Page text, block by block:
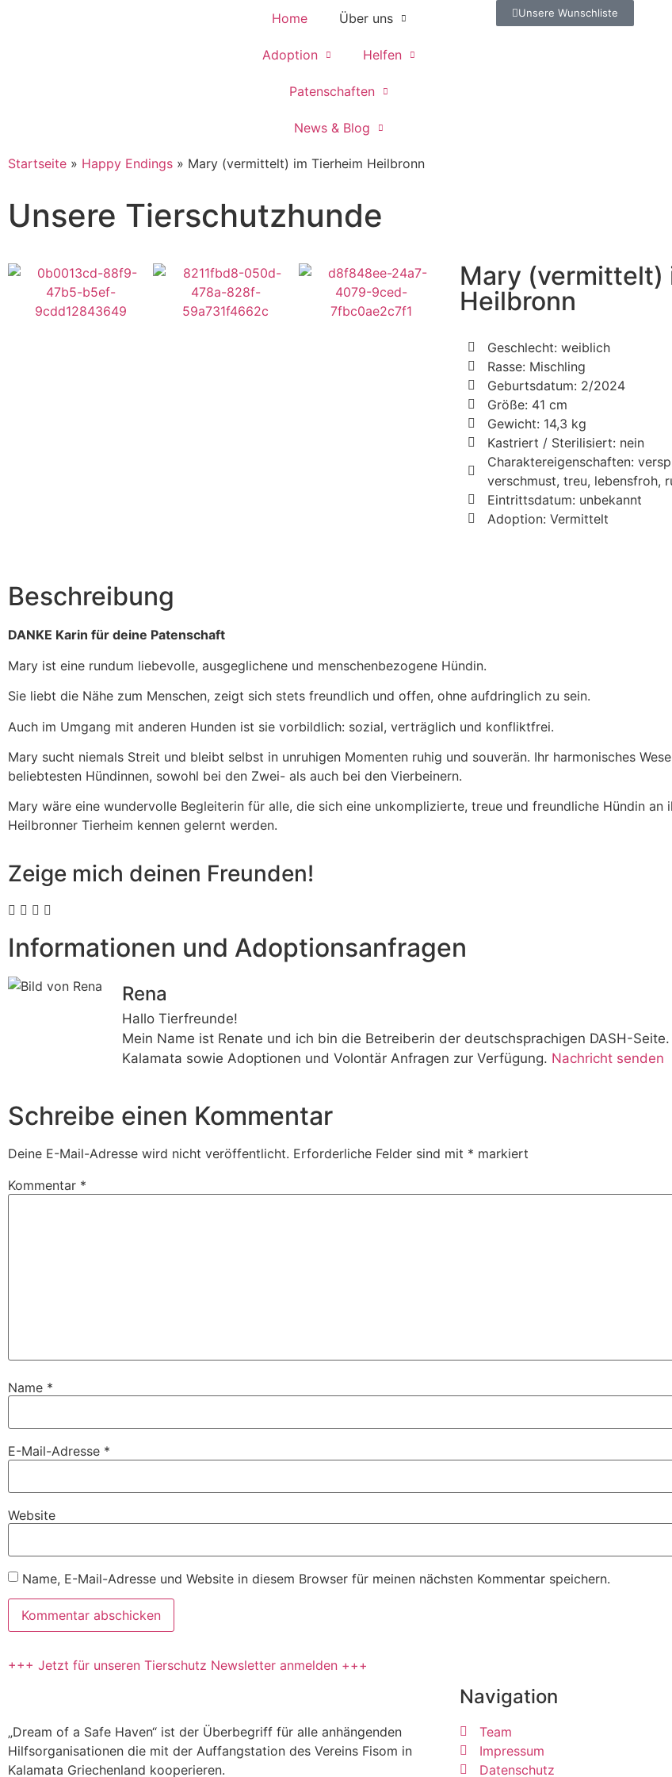
Home Über uns
Adoption Helfen
Patenschaften
News & Blog
Unsere Wunschliste
Startseite » Happy Endings » Mary (vermittelt) im Tierheim Heilbronn
Unsere Tierschutzhunde
Mary (vermittelt)
Heilbronn
Geschlecht: weiblich
Rasse: Mischling
Geburtsdatum: 2/2024
Größe: 41 cm
Gewicht: 14,3 kg
Kastriert / Sterilisiert: nein
Charaktereigenschaften:
verschmust, treu, lebensfroh,
Eintrittsdatum: unbekannt
Adoption: Vermittelt
Beschreibung
DANKE Karin für deine Patenschaft
Mary ist eine rundum liebevolle, ausgeglichene und menschenbezogene Hündin.
Sie liebt die Nähe zum Menschen, zeigt sich stets freundlich und offen, ohne aufdringlich zu sein.
Auch im Umgang mit anderen Hunden ist sie vorbildlich: sozial, verträglich und konfliktfrei.
Mary sucht niemals Streit und bleibt selbst in unruhigen Momenten ruhig und souverän. Ihr harmonisches
beliebtesten Hündinnen, sowohl bei den Zwei- als auch bei den Vierbeinern.
Mary wäre eine wundervolle Begleiterin für alle, die sich eine unkomplizierte, treue und freundliche Hündin an
Heilbronner Tierheim kennen gelernt werden.
Zeige mich deinen Freunden!
Informationen und Adoptionsanfragen
Rena
Hallo Tierfreunde!
Mein Name ist Renate und ich bin die Betreiberin der deutschsprachigen DASH-
Kalamata sowie Adoptionen und Volontär Anfragen zur Verfügung. Nachricht senden
Schreibe einen Kommentar
Deine E-Mail-Adresse wird nicht veröffentlicht. Erforderliche Felder sind mit * markiert
Kommentar *
Name *
E-Mail-Adresse *
Website
Name, E-Mail-Adresse und Website in diesem Browser für meinen nächsten Kommentar speichern.
+++ Jetzt für unseren Tierschutz Newsletter anmelden +++
„Dream of a Safe Haven“ ist der Überbegriff für alle anhängenden
Hilfsorganisationen die mit der Auffangstation des Vereins Fisom in
Kalamata Griechenland kooperieren.
Navigation
Team
Impressum
Datenschutz